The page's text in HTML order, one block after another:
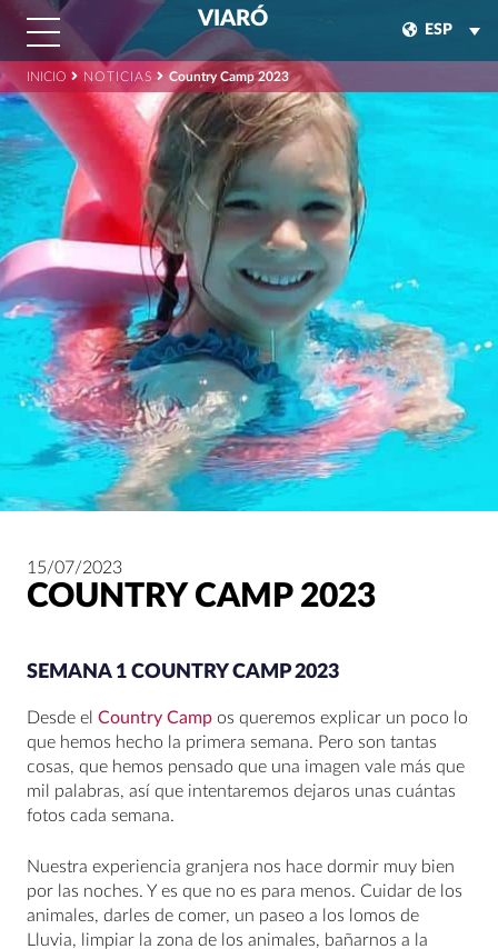
VIARÓ
ESP
INICIO NOTICIAS Country Camp 2023
15/07/2023
COUNTRY CAMP 2023
SEMANA 1 COUNTRY CAMP 2023
Desde el Country Camp os queremos explicar un poco lo
que hemos hecho la primera semana. Pero son tantas
cosas, que hemos pensado que una imagen vale más que
mil palabras, así que intentaremos dejaros unas cuántas
fotos cada semana.
Nuestra experiencia granjera nos hace dormir muy bien
por las noches. Y es que no es para menos. Cuidar de los
animales, darles de comer, un paseo a los lomos de
Lluvia, limpiar la zona de los animales, bañarnos a la